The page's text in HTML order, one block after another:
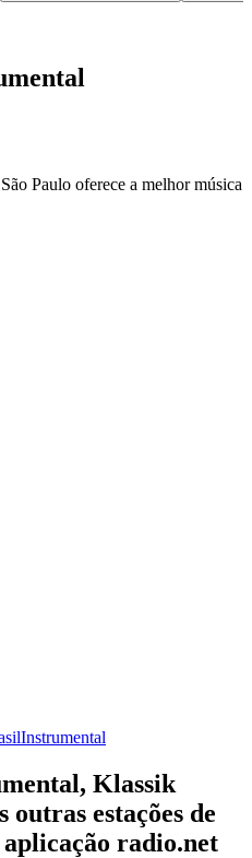
Paulo oferece a melhor música
Instrumental
Klassik
estações de
radio.net